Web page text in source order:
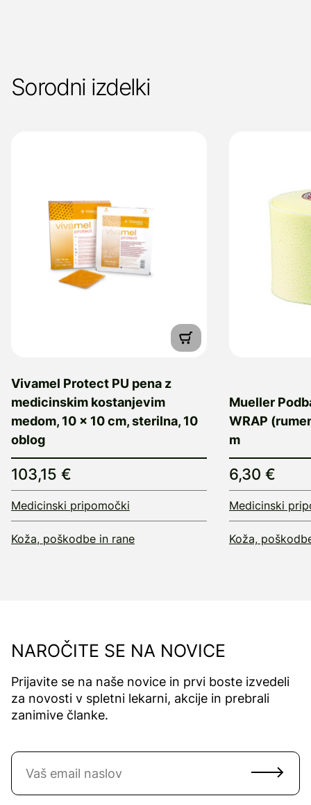
Sorodni izdelki
Vivamel Protect PU pena z
medicinskim kostanjevim
medom, 10 x 10 cm, sterilna, 10
oblog
103,15 €
Medicinski pripomočki
Koža, poškodbe in rane
Mueller
WRAP
m
6,30 €
Medicinski
Koža,
NAROČITE SE NA NOVICE
Prijavite se na naše novice in prvi boste izvedeli
za novosti v spletni lekarni, akcije in prebrali
zanimive članke.
Naročite se na novice